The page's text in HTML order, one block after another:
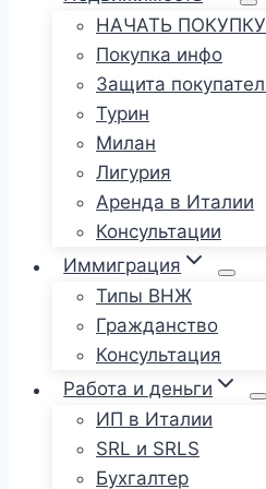
НАЧАТЬ
Покупка инфо
Защита
Турин
Милан
Лигурия
Аренда в Италии
Консультации
Иммиграция
Типы ВНЖ
Гражданство
Консультация
Работа и деньги
ИП в Италии
SRL и SRLS
Бухгалтер